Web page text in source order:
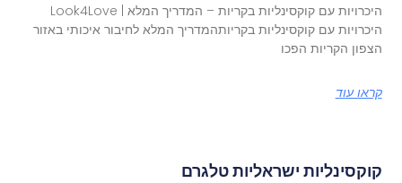
היכרויות עם קוקסינליות בקריות – המדריך המלא | Look4Love
היכרויות עם קוקסינליות בקריותהמדריך המלא לחיבור איכותי באזור
הצפון הקריות הפכו
קראו עוד
קוקסינליות ישראליות טלגרם